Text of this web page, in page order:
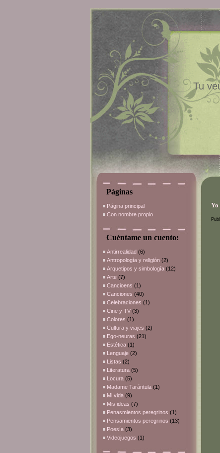
Tu
Páginas
Página principal
Con nombre propio
Cuéntame un cuento:
Antirrealidad (6)
Antropología y religión (2)
Arquetipos y simbología (12)
Arte (7)
Cancioens (1)
Canciones (40)
Celebraciones (1)
Cine y TV (3)
Colores (1)
Cultura y viajes (2)
Ego-neuras (21)
Estética (1)
Lenguaje (2)
Listas (2)
Literatura (5)
Locura (5)
Madame Tarántula (1)
Mi vida (9)
Mis ideas (7)
Penasmientos peregrinos (1)
Pensamientos peregrinos (13)
Poesía (3)
Videojuegos (1)
Yo